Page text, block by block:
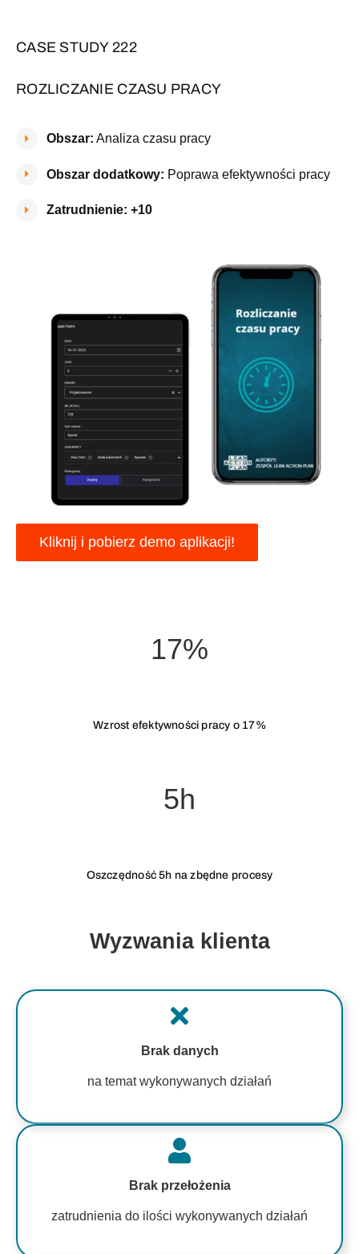
CASE STUDY 222
ROZLICZANIE CZASU PRACY
Obszar: Analiza czasu pracy
Obszar dodatkowy: Poprawa efektywności pracy
Zatrudnienie: +10
Kliknij i pobierz demo aplikacji!
17%
Wzrost efektywności pracy o 17%
5h
Oszczędność 5h na zbędne procesy
Wyzwania klienta
Brak danych
na temat wykonywanych działań
Brak przełożenia
zatrudnienia do ilości wykonywanych działań